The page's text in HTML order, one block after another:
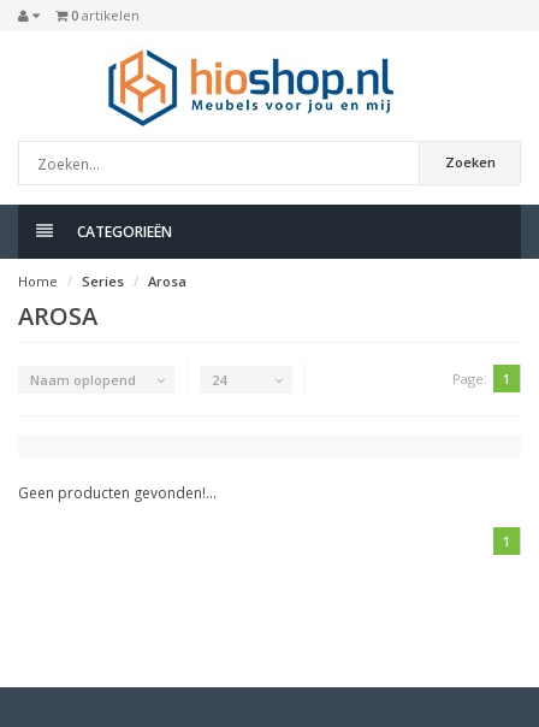
0 artikelen
Zoeken
CATEGORIEËN
Home Series Arosa
AROSA
Naam oplopend 24 Page: 1
Geen producten gevonden!...
1